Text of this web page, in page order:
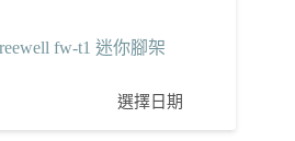
fw-t1 迷你腳架
選擇日期